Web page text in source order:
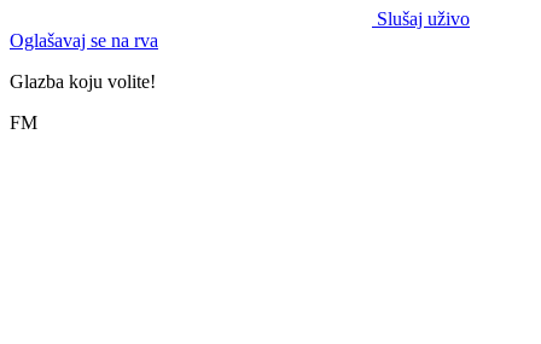
Slušaj uživo
Oglašavaj se na rva
Glazba koju volite!
FM